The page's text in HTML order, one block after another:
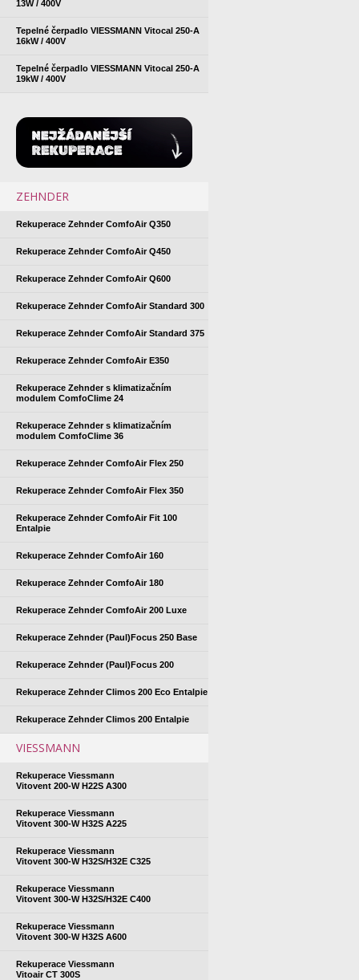
13W / 400V
Tepelné čerpadlo VIESSMANN Vitocal 250-A
16kW / 400V
Tepelné čerpadlo VIESSMANN Vitocal 250-A
19kW / 400V
ZEHNDER
Rekuperace Zehnder ComfoAir Q350
Rekuperace Zehnder ComfoAir Q450
Rekuperace Zehnder ComfoAir Q600
Rekuperace Zehnder ComfoAir Standard 300
Rekuperace Zehnder ComfoAir Standard 375
Rekuperace Zehnder ComfoAir E350
Rekuperace Zehnder s klimatizačním
modulem ComfoClime 24
Rekuperace Zehnder s klimatizačním
modulem ComfoClime 36
Rekuperace Zehnder ComfoAir Flex 250
Rekuperace Zehnder ComfoAir Flex 350
Rekuperace Zehnder ComfoAir Fit 100
Entalpie
Rekuperace Zehnder ComfoAir 160
Rekuperace Zehnder ComfoAir 180
Rekuperace Zehnder ComfoAir 200 Luxe
Rekuperace Zehnder (Paul)Focus 250 Base
Rekuperace Zehnder (Paul)Focus 200
Rekuperace Zehnder Climos 200 Eco Entalpie
Rekuperace Zehnder Climos 200 Entalpie
VIESSMANN
Rekuperace Viessmann
Vitovent 200-W H22S A300
Rekuperace Viessmann
Vitovent 300-W H32S A225
Rekuperace Viessmann
Vitovent 300-W H32S/H32E C325
Rekuperace Viessmann
Vitovent 300-W H32S/H32E C400
Rekuperace Viessmann
Vitovent 300-W H32S A600
Rekuperace Viessmann
Vitoair CT 300S